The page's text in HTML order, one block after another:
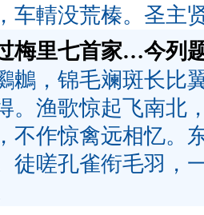
车輤没荒榛。圣主
过梅里七首家…今列
鶒，锦毛斓斑长比
。渔歌惊起飞南北
不作惊禽远相忆。
徒嗟孔雀衔毛羽，